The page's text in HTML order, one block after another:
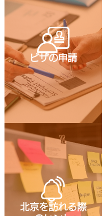
ビザの申請
北京を訪れる際